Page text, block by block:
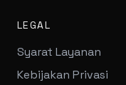
LEGAL
Syarat Layanan
Kebijakan Privasi